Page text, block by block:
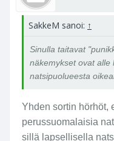
h
u
t
e
l
m
s
SakkeM sanoi: ↑
Sinulla taitavat
näkemykset ovat alle
natsipuolueesta
Yhden sortin hörhöt,
perussuomalaisia
sillä lapsellisella